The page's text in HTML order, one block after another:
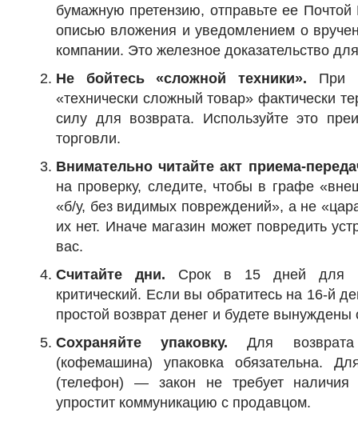
бумажную претензию, отправьте ее
описью вложения и уведомлением о
компании. Это железное доказательство
Не бойтесь «сложной техники». При
«технически сложный товар» фактически
силу для возврата. Используйте это
торговли.
Внимательно читайте акт приема-
на проверку, следите, чтобы в графе
«б/у, без видимых повреждений», а не
их нет. Иначе магазин может повредить
вас.
Считайте дни. Срок в 15 дней для
критический. Если вы обратитесь на 16-й
простой возврат денег и будете вынуждены
Сохраняйте упаковку. Для возврата
(кофемашина) упаковка обязательна.
(телефон) — закон не требует наличия
упростит коммуникацию с продавцом.